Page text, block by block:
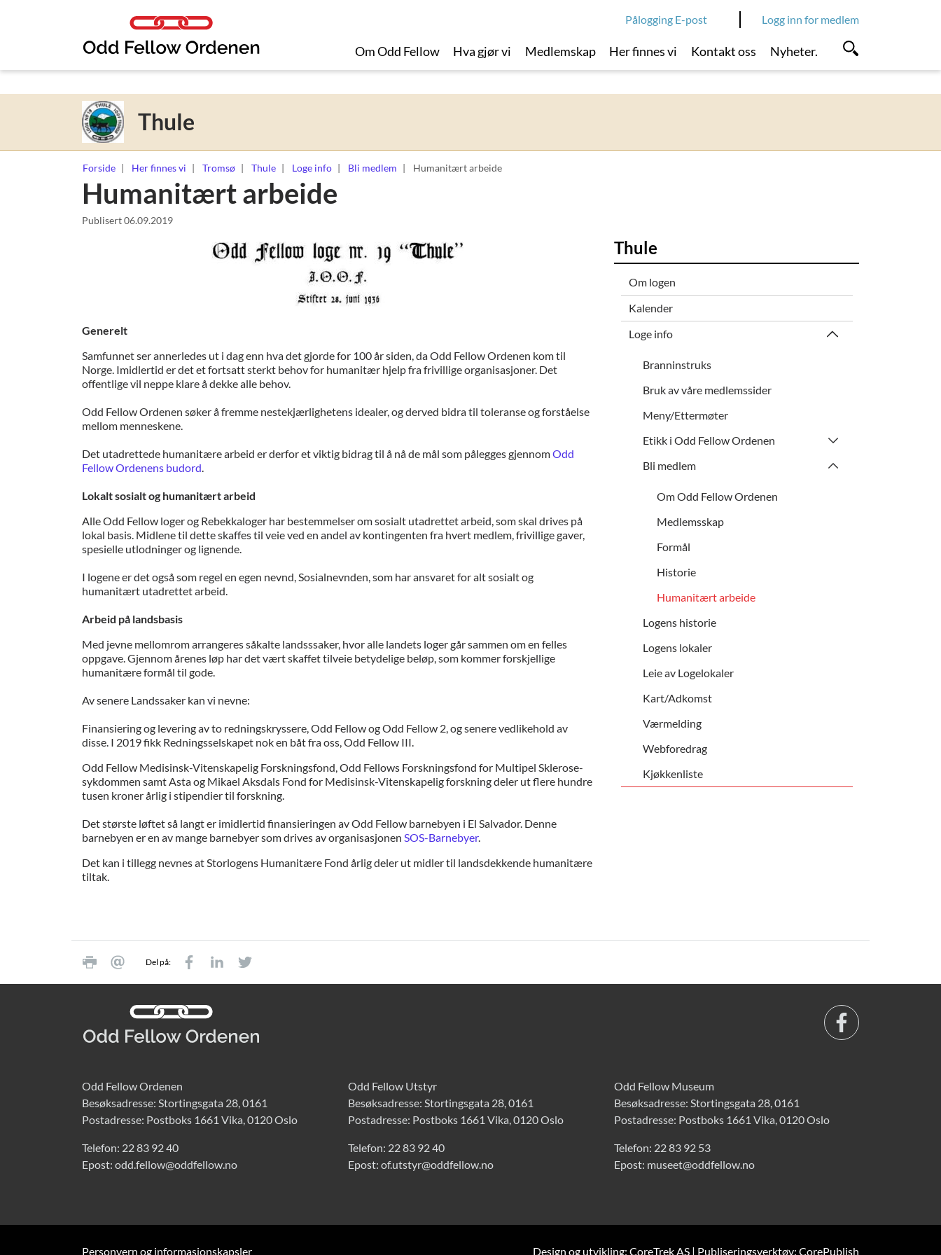
Logg inn for medlem
Pålogging E-post
Om Odd Fellow Hva gjør vi Medlemskap Her finnes vi Kontakt oss Nyheter.
Thule
Forside Her finnes vi Tromsø Thule Loge info Bli medlem Humanitært arbeide
Humanitært arbeide
Publisert06.09.2019
Generelt
Samfunnet ser annerledes ut i dag enn hva det gjorde for 100 år siden, da Odd Fellow Ordenen kom til
Norge. Imidlertid er det et fortsatt sterkt behov for humanitær hjelp fra frivillige organisasjoner. Det
offentlige vil neppe klare å dekke alle behov.
Odd Fellow Ordenen søker å fremme nestekjærlighetens idealer, og derved bidra til toleranse og forståelse
mellom menneskene.
Det utadrettede humanitære arbeid er derfor et viktig bidrag til å nå de mål som pålegges gjennomOdd
Fellow Ordenens budord
Lokalt sosialt og humanitært arbeid
Alle Odd Fellow loger og Rebekkaloger har bestemmelser om sosialt utadrettet arbeid, som skal drives på
lokal basis. Midlene til dette skaffes til veie ved en andel av kontingenten fra hvert medlem, frivillige gaver,
spesielle utlodninger og lignende.
I logene er det også som regel en egen nevnd, Sosialnevnden, som har ansvaret for alt sosialt og
humanitært utadrettet arbeid.
Arbeid på landsbasis
Med jevne mellomrom arrangeres såkalte landsssaker, hvor alle landets loger går sammen om en felles
oppgave. Gjennom årenes løp har det vært skaffet tilveie betydelige beløp, som kommer forskjellige
humanitære formål til gode.
Av senere Landssaker kan vi nevne:
Finansiering og levering av to redningskryssere, Odd Fellow og Odd Fellow 2, og senere vedlikehold av
disse. I 2019 fikk Redningsselskapet nok en båt fra oss, Odd Fellow III.
Odd Fellow Medisinsk-Vitenskapelig Forskningsfond, Odd Fellows Forskningsfond for Multipel Sklerose-
sykdommen samt Asta og Mikael Aksdals Fond for Medisinsk-Vitenskapelig forskning deler ut flere hundre
tusen kroner årlig i stipendier til forskning.
Det største løftet så langt er imidlertid finansieringen av Odd Fellow barnebyen i El Salvador. Denne
barnebyen er en av mange barnebyer som drives av organisasjonen SOS-Barnebyer.
Det kan i tillegg nevnes at Storlogens Humanitære Fond årlig deler ut midler til landsdekkende humanitære
tiltak.
Thule
Om logen
Kalender
Loge info
Branninstruks
Bruk av våre medlemssider
Meny/Ettermøter
Etikk i Odd Fellow Ordenen
Bli medlem
Om Odd Fellow Ordenen
Medlemsskap
Formål
Historie
Humanitært arbeide
Logens historie
Logens lokaler
Leie av Logelokaler
Kart/Adkomst
Værmelding
Webforedrag
Kjøkkenliste
Del på:
Odd Fellow Ordenen
Besøksadresse: Stortingsgata 28, 0161
Postadresse: Postboks 1661 Vika, 0120 Oslo
Telefon: 22 83 92 40
Epost: odd.fellow@oddfellow.no
Odd Fellow Utstyr
Besøksadresse: Stortingsgata 28, 0161
Postadresse: Postboks 1661 Vika, 0120 Oslo
Telefon: 22 83 92 40
Epost: of.utstyr@oddfellow.no
Odd Fellow Museum
Besøksadresse: Stortingsgata 28, 0161
Postadresse: Postboks 1661 Vika, 0120 Oslo
Telefon: 22 83 92 53
Epost: museet@oddfellow.no
Personvern og informasjonskapsler Design og utvikling: CoreTrek AS | Publiseringsverktøy: CorePublish